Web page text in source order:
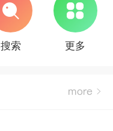
搜索 更多